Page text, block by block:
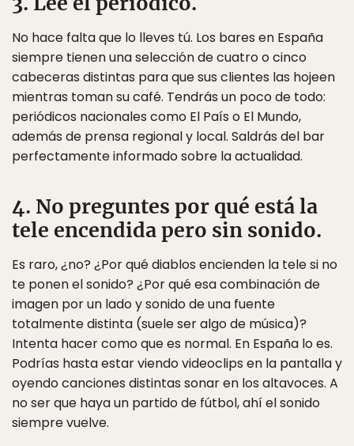
No hace falta que lo lleves tú. Los bares en España
siempre tienen una selección de cuatro o cinco
cabeceras distintas para que sus clientes las hojeen
mientras toman su café. Tendrás un poco de todo:
periódicos nacionales como El País o El Mundo,
además de prensa regional y local. Saldrás del bar
perfectamente informado sobre la actualidad.
4. No preguntes por qué está la
tele encendida pero sin sonido.
Es raro, ¿no? ¿Por qué diablos encienden la tele si no
te ponen el sonido? ¿Por qué esa combinación de
imagen por un lado y sonido de una fuente
totalmente distinta (suele ser algo de música)?
Intenta hacer como que es normal. En España lo es.
Podrías hasta estar viendo videoclips en la pantalla y
oyendo canciones distintas sonar en los altavoces. A
no ser que haya un partido de fútbol, ahí el sonido
siempre vuelve.